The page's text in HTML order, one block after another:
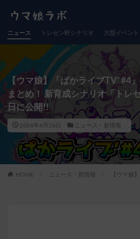
ニュース トレセン軒シナリオ 大型イベント
【ウマ娘】「ぱかライブTV’ #4
まとめ！ 新育成シナリオ「トレ
日に公開!!
2026年6月26日 ニュース・新情報
HOME ニュース・新情報 【ウマ娘